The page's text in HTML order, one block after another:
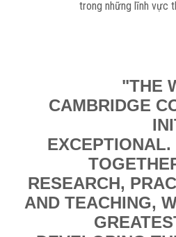
trong những lĩnh vực
"THE
CAMBRIDGE
RESEARCH,
AND TEACHING,